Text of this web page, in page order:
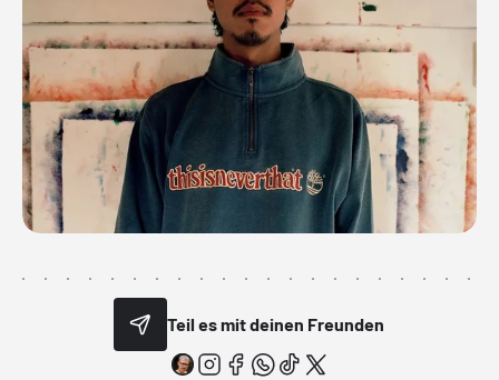
Teil es mit deinen Freunden